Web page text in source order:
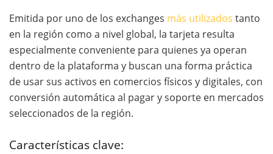
Emitida por uno de los exchanges más utilizados tanto
en la región como a nivel global, la tarjeta resulta
especialmente conveniente para quienes ya operan
dentro de la plataforma y buscan una forma práctica
de usar sus activos en comercios físicos y digitales, con
conversión automática al pagar y soporte en mercados
seleccionados de la región.
Características clave: